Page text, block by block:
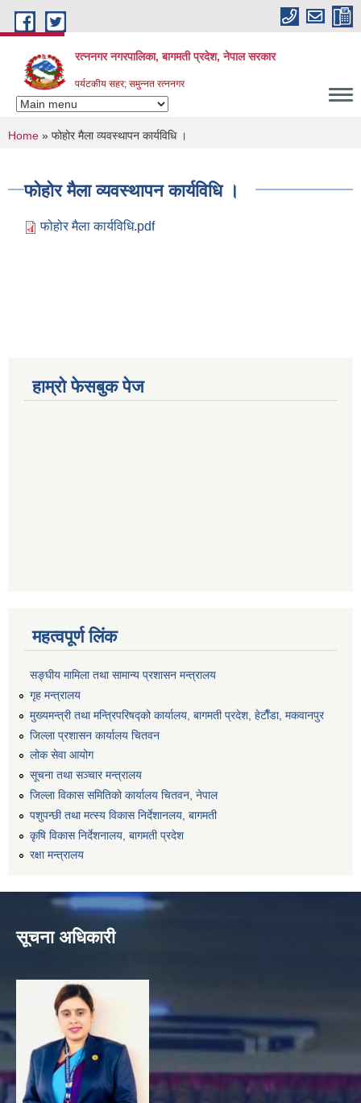
Skip to main content
रत्ननगर नगरपालिका, बागमती प्रदेश, नेपाल सरकार
पर्यटकीय सहर; समुन्नत रत्ननगर
You are here
Home » फोहोर मैला व्यवस्थापन कार्यविधि ।
फोहोर मैला व्यवस्थापन कार्यविधि ।
फोहोर मैला कार्यविधि.pdf
हाम्रो फेसबुक पेज
महत्वपूर्ण लिंक
सङ्‍घीय मामिला तथा सामान्य प्रशासन मन्त्रालय
गृह मन्त्रालय
मुख्यमन्त्री तथा मन्त्रिपरिषद्को कार्यालय, बागमती प्रदेश, हेटाैँडा, मकवानपुर
जिल्ला प्रशासन कार्यालय चितवन
लोक सेवा आयोग
सूचना तथा सञ्चार मन्त्रालय
जिल्ला विकास समितिको कार्यालय चितवन, नेपाल
पशुपन्छी तथा मत्स्य विकास निर्देशानलय, बागमती
कृषि विकास निर्देशनालय, बागमती प्रदेश
रक्षा मन्त्रालय
सूचना अधिकारी